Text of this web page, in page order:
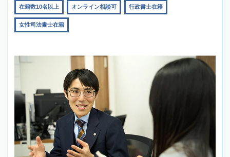
在籍数10名以上 オンライン相談可 行政書士在籍
女性司法書士在籍